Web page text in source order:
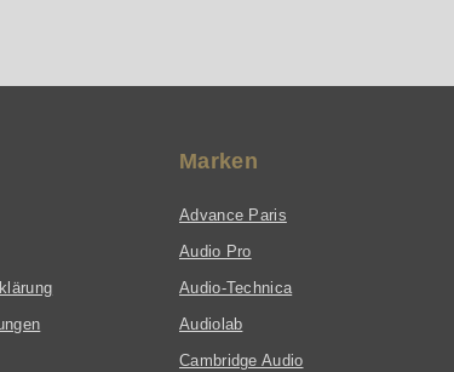
Marken
Advance Paris
Audio Pro
Audio-Technica
Audiolab
Cambridge Audio